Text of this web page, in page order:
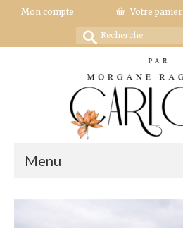
Mon compte Votre panier
Rechercher :
Menu